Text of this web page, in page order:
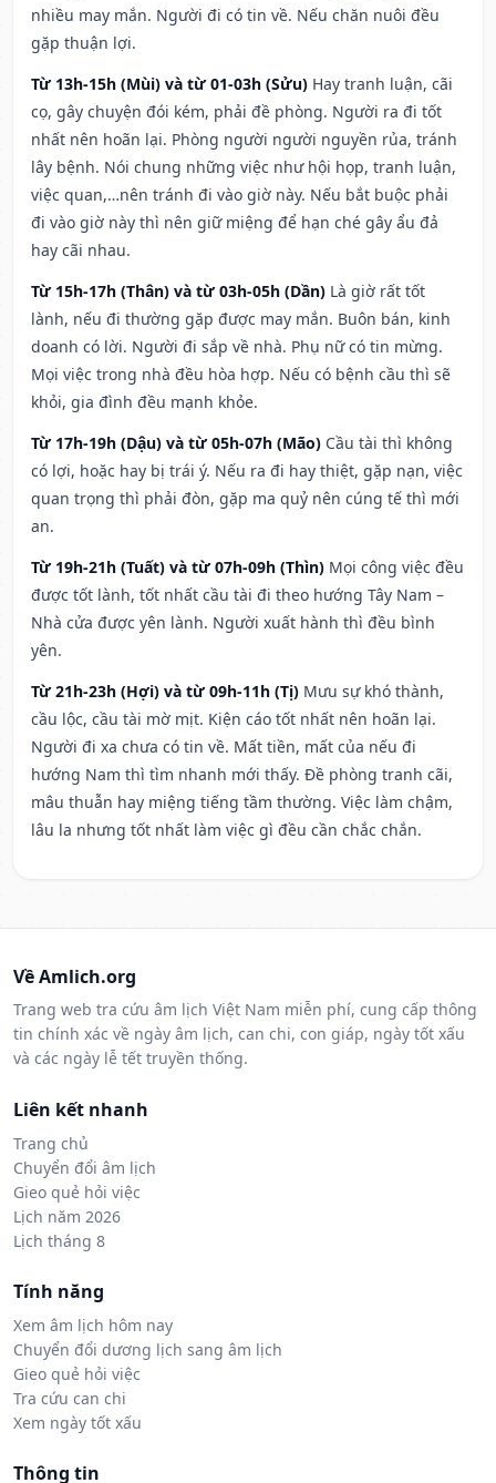
nhiều may mắn. Người đi có tin về. Nếu chăn nuôi đều
gặp thuận lợi.
Từ 13h-15h (Mùi) và từ 01-03h (Sửu) Hay tranh luận, cãi
cọ, gây chuyện đói kém, phải đề phòng. Người ra đi tốt
nhất nên hoãn lại. Phòng người người nguyền rủa, tránh
lây bệnh. Nói chung những việc như hội họp, tranh luận,
việc quan,…nên tránh đi vào giờ này. Nếu bắt buộc phải
đi vào giờ này thì nên giữ miệng để hạn ché gây ẩu đả
hay cãi nhau.
Từ 15h-17h (Thân) và từ 03h-05h (Dần) Là giờ rất tốt
lành, nếu đi thường gặp được may mắn. Buôn bán, kinh
doanh có lời. Người đi sắp về nhà. Phụ nữ có tin mừng.
Mọi việc trong nhà đều hòa hợp. Nếu có bệnh cầu thì sẽ
khỏi, gia đình đều mạnh khỏe.
Từ 17h-19h (Dậu) và từ 05h-07h (Mão) Cầu tài thì không
có lợi, hoặc hay bị trái ý. Nếu ra đi hay thiệt, gặp nạn, việc
quan trọng thì phải đòn, gặp ma quỷ nên cúng tế thì mới
an.
Từ 19h-21h (Tuất) và từ 07h-09h (Thìn) Mọi công việc đều
được tốt lành, tốt nhất cầu tài đi theo hướng Tây Nam –
Nhà cửa được yên lành. Người xuất hành thì đều bình
yên.
Từ 21h-23h (Hợi) và từ 09h-11h (Tị) Mưu sự khó thành,
cầu lộc, cầu tài mờ mịt. Kiện cáo tốt nhất nên hoãn lại.
Người đi xa chưa có tin về. Mất tiền, mất của nếu đi
hướng Nam thì tìm nhanh mới thấy. Đề phòng tranh cãi,
mâu thuẫn hay miệng tiếng tầm thường. Việc làm chậm,
lâu la nhưng tốt nhất làm việc gì đều cần chắc chắn.
Về Amlich.org
Trang web tra cứu âm lịch Việt Nam miễn phí, cung cấp thông
tin chính xác về ngày âm lịch, can chi, con giáp, ngày tốt xấu
và các ngày lễ tết truyền thống.
Liên kết nhanh
Trang chủ
Chuyển đổi âm lịch
Gieo quẻ hỏi việc
Lịch năm 2026
Lịch tháng 8
Tính năng
Xem âm lịch hôm nay
Chuyển đổi dương lịch sang âm lịch
Gieo quẻ hỏi việc
Tra cứu can chi
Xem ngày tốt xấu
Thông tin